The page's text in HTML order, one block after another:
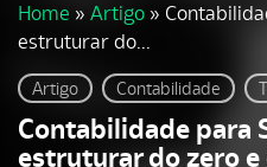
Home » Artigo »
estruturar do...
Artigo Contabilidade
Contabilidade para
estruturar do zero